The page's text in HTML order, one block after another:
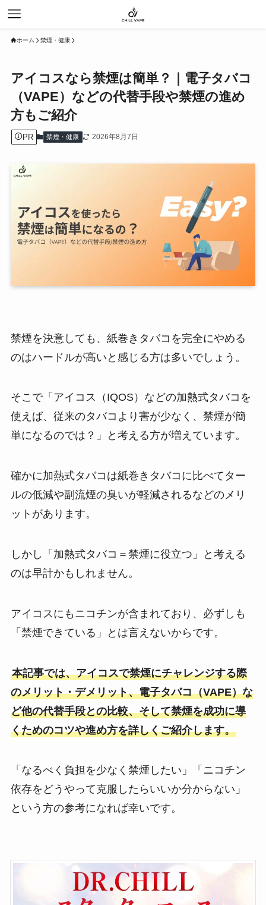
ホーム 禁煙・健康
アイコスなら禁煙は簡単？｜電子タバコ
（VAPE）などの代替手段や禁煙の進め
方もご紹介
PR 禁煙・健康 2026年8月7日
禁煙を決意しても、紙巻きタバコを完全にやめる
のはハードルが高いと感じる方は多いでしょう。
そこで「アイコス（IQOS）などの加熱式タバコを
使えば、従来のタバコより害が少なく、禁煙が簡
単になるのでは？」と考える方が増えています。
確かに加熱式タバコは紙巻きタバコに比べてター
ルの低減や副流煙の臭いが軽減されるなどのメリ
ットがあります。
しかし「加熱式タバコ＝禁煙に役立つ」と考える
のは早計かもしれません。
アイコスにもニコチンが含まれており、必ずしも
「禁煙できている」とは言えないからです。
本記事では、アイコスで禁煙にチャレンジする際
のメリット・デメリット、電子タバコ（VAPE）な
ど他の代替手段との比較、そして禁煙を成功に導
くためのコツや進め方を詳しくご紹介します。
「なるべく負担を少なく禁煙したい」「ニコチン
依存をどうやって克服したらいいか分からない」
という方の参考になれば幸いです。